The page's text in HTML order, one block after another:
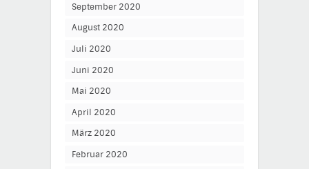
September 2020
August 2020
Juli 2020
Juni 2020
Mai 2020
April 2020
März 2020
Februar 2020